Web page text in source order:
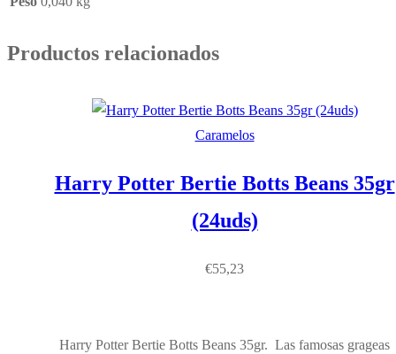
Productos relacionados
Caramelos
Harry Potter Bertie Botts Beans 35gr
(24uds)
€55,23
Harry Potter Bertie Botts Beans 35gr. Las famosas grageas